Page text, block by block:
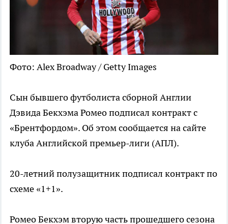
Фото: Alex Broadway / Getty Images
Сын бывшего футболиста сборной Англии
Дэвида Бекхэма Ромео подписал контракт с
«Брентфордом». Об этом сообщается на сайте
клуба Английской премьер-лиги (АПЛ).
20-летний полузащитник подписал контракт по
схеме «1+1».
Ромео Бекхэм вторую часть прошедшего сезона